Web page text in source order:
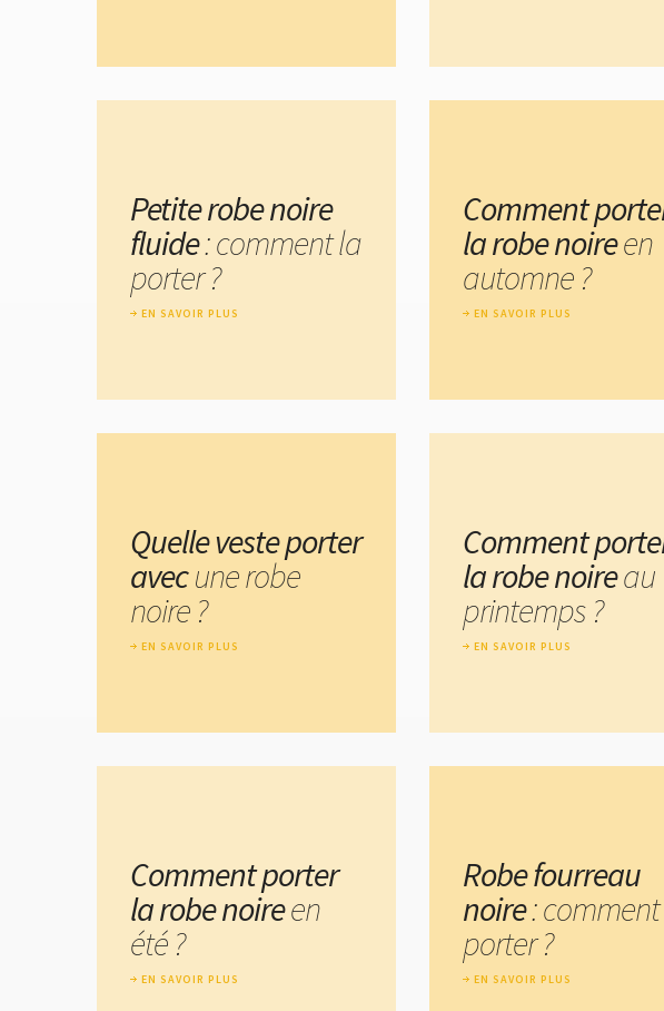
Petite robe noire
fluide: comment la
porter ?
EN SAVOIR PLUS
Comment
la robe noireen
automne ?
EN SAVOIR PLUS
Quelle veste porter
avecune robe
noire ?
EN SAVOIR PLUS
Comment
la robe noireau
printemps ?
EN SAVOIR PLUS
Comment porter
la robe noireen
été ?
EN SAVOIR PLUS
Robe fourreau
noire:
porter ?
EN SAVOIR PLUS